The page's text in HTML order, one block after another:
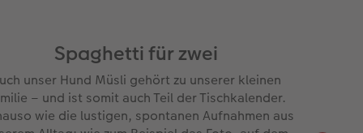
und in der
Spaghetti für zwei
unser Hund Müsli gehört zu unserer kleinen
– und ist somit auch Teil der Tischkalender.
wie die lustigen, spontanen Aufnahmen aus